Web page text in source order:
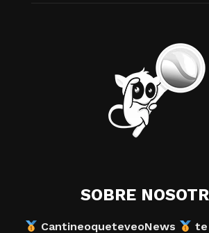
SOBRE
CantineoqueteveoNews te